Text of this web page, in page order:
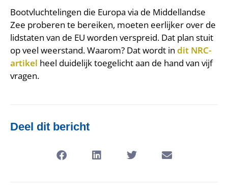
Bootvluchtelingen die Europa via de Middellandse
Zee proberen te bereiken, moeten eerlijker over de
lidstaten van de EU worden verspreid. Dat plan stuit
op veel weerstand. Waarom? Dat wordt in dit NRC-
artikel heel duidelijk toegelicht aan de hand van vijf
vragen.
Deel dit bericht